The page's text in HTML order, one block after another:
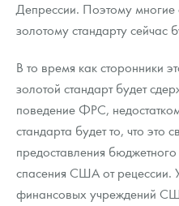
Депрессии. Поэтому многие
золотому стандарту сейчас
В то время как сторонники
золотой стандарт будет
поведение ФРС,
стандарта будет то, что
предоставления
спасения США от рецессии.
финансовых учреждений